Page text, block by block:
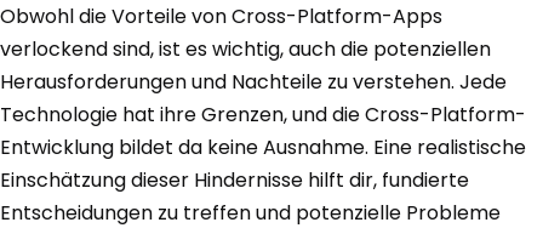
Obwohl die Vorteile von Cross-Platform-Apps
verlockend sind, ist es wichtig, auch die potenziellen
Herausforderungen und Nachteile zu verstehen. Jede
Technologie hat ihre Grenzen, und die Cross-Platform-
Entwicklung bildet da keine Ausnahme. Eine realistische
Einschätzung dieser Hindernisse hilft dir, fundierte
Entscheidungen zu treffen und potenzielle Probleme